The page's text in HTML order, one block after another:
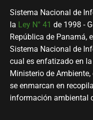
Sistema Nacional de
la Ley N° 41 de 1998 -
República de Panamá,
Sistema Nacional de
cual es enfatizado en la
Ministerio de
se enmarcan en
información ambiental